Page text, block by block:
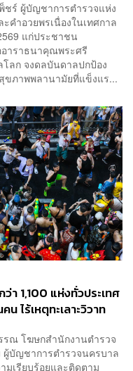
ชร์ ผู้บัญชาการตำรวจแห่ง
คำอวยพรเนื่องในเทศกาล
แก่ประชาชน
าราธนาคุณพระศรี
ลก จงดลบันดาลปกป้อง
ขภาพพลานามัยที่แข็งแร...
า 1,100 แห่งทั่วประเทศ
ไร้เหตุทะเลาะวิวาท
รณ โฆษกสำนักงานตำรวจ
บัญชาการตำรวจนครบาล
มเรียบร้อยและติดตาม